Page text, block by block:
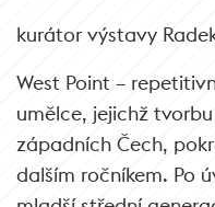
kurátor výstavy
West Point –
umělce, jejichž
západních Čech,
dalším ročníkem. Po